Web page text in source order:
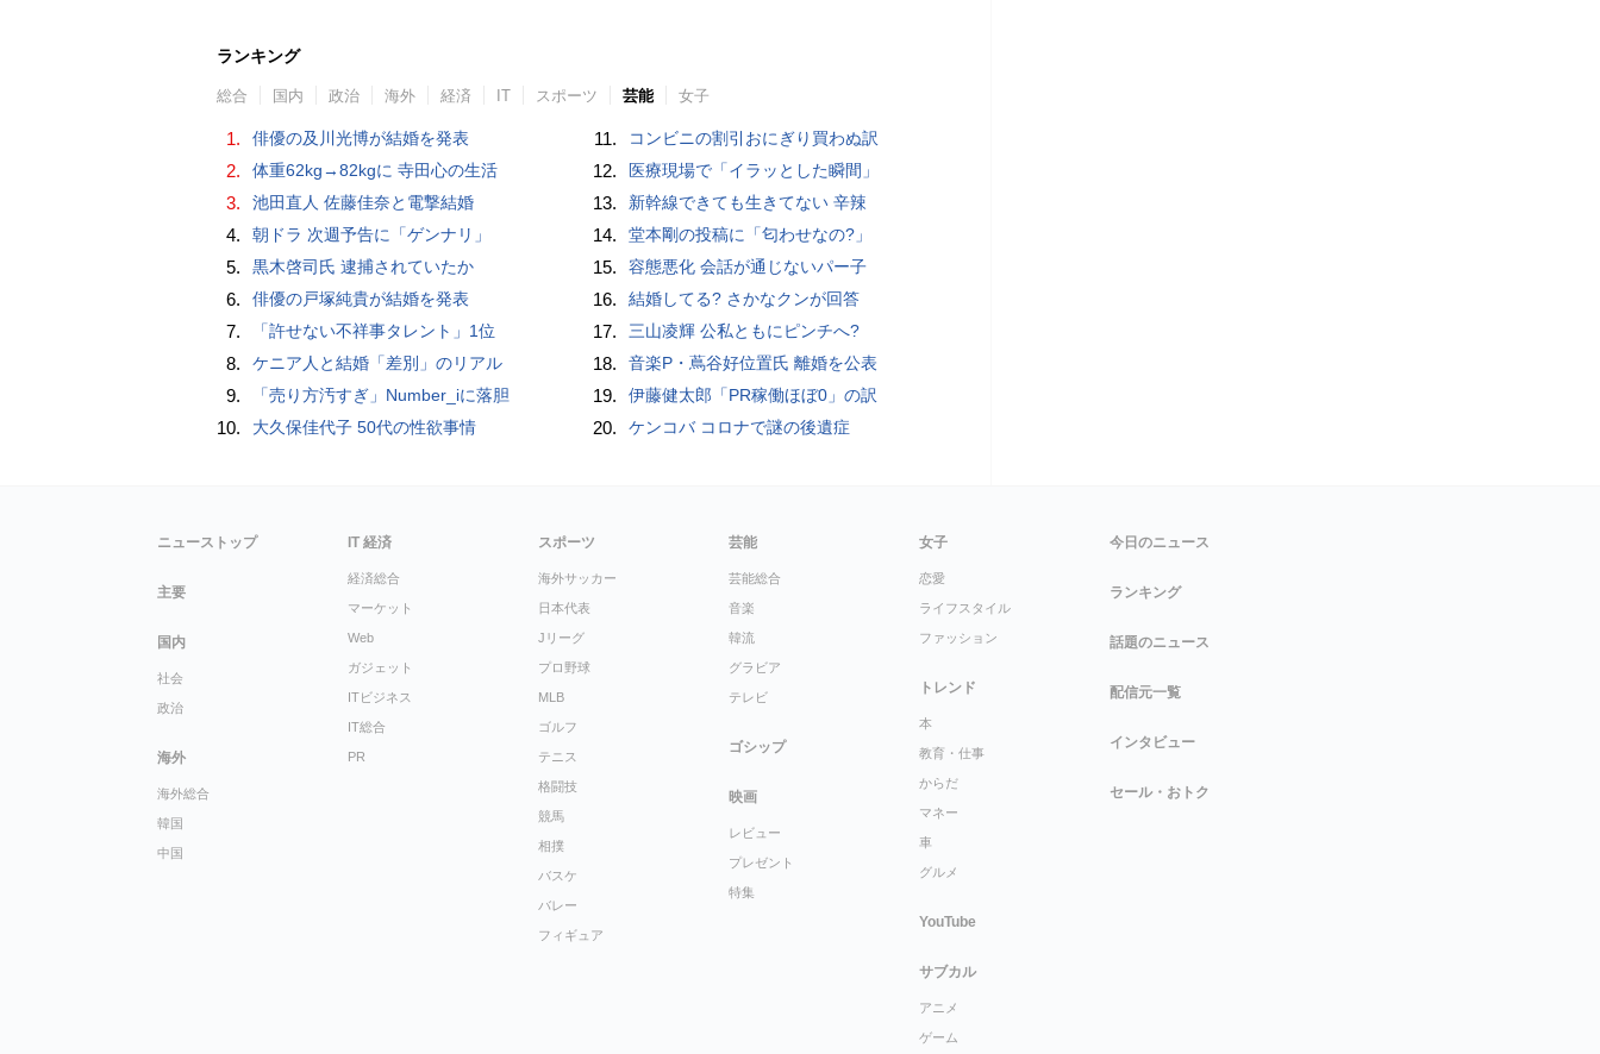
ランキング
総合 国内 政治 海外 経済 IT スポーツ 芸能 女子
1. 俳優の及川光博が結婚を発表
2. 体重62kg→82kgに 寺田心の生活
3. 池田直人 佐藤佳奈と電撃結婚
4. 朝ドラ 次週予告に「ゲンナリ」
5. 黒木啓司氏 逮捕されていたか
6. 俳優の戸塚純貴が結婚を発表
7. 「許せない不祥事タレント」1位
8. ケニア人と結婚「差別」のリアル
9. 「売り方汚すぎ」Number_iに落胆
10. 大久保佳代子 50代の性欲事情
11. コンビニの割引おにぎり買わぬ訳
12. 医療現場で「イラッとした瞬間」
13. 新幹線できても生きてない 辛辣
14. 堂本剛の投稿に「匂わせなの?」
15. 容態悪化 会話が通じないパー子
16. 結婚してる? さかなクンが回答
17. 三山凌輝 公私ともにピンチへ?
18. 音楽P・蔦谷好位置氏 離婚を公表
19. 伊藤健太郎「PR稼働ほぼ0」の訳
20. ケンコバ コロナで謎の後遺症
ニューストップ
主要
国内
社会
政治
海外
海外総合
韓国
中国
IT 経済
経済総合
マーケット
Web
ガジェット
ITビジネス
IT総合
PR
スポーツ
海外サッカー
日本代表
Jリーグ
プロ野球
MLB
ゴルフ
テニス
格闘技
競馬
相撲
バスケ
バレー
フィギュア
芸能
芸能総合
音楽
韓流
グラビア
テレビ
ゴシップ
映画
レビュー
プレゼント
特集
女子
恋愛
ライフスタイル
ファッション
トレンド
本
教育・仕事
からだ
マネー
車
グルメ
YouTube
サブカル
アニメ
ゲーム
今日のニュース
ランキング
話題のニュース
配信元一覧
インタビュー
セール・おトク